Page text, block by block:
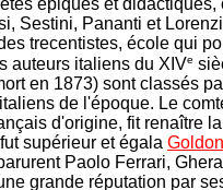
Sestini, Pananti et
trecentistes, école qui
auteurs italiens du XIVe
en 1873) sont classés
de l'époque. Le
d'origine, fit renaître
supérieur et égala
Paolo Ferrari,
grande réputation par